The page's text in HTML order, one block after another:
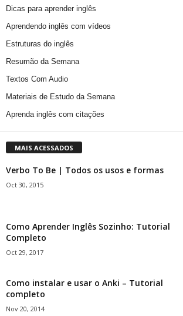
Dicas para aprender inglês
Aprendendo inglês com vídeos
Estruturas do inglês
Resumão da Semana
Textos Com Audio
Materiais de Estudo da Semana
Aprenda inglês com citações
MAIS ACESSADOS
Verbo To Be | Todos os usos e formas
Oct 30, 2015
Como Aprender Inglês Sozinho: Tutorial
Completo
Oct 29, 2017
Como instalar e usar o Anki – Tutorial
completo
Nov 20, 2014